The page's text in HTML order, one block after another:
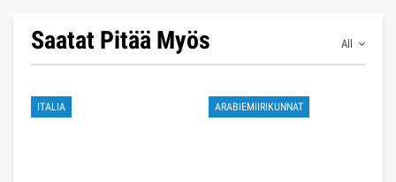
All
Saatat Pitää Myös
ITALIA ARABIEMIIRIKUNNAT